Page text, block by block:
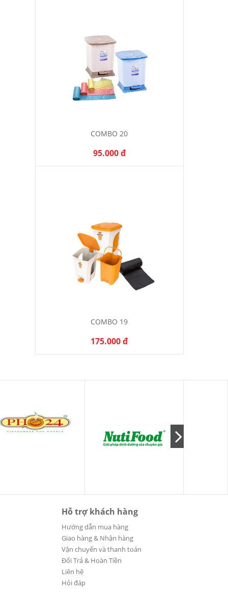
COMBO 20
95.000 đ
COMBO 19
175.000 đ
Hỗ trợ khách hàng
Hướng dẫn mua hàng
Giao hàng & Nhận hàng
Vận chuyển và thanh toán
Đổi Trả & Hoàn Tiền
Liên hệ
Hỏi đáp